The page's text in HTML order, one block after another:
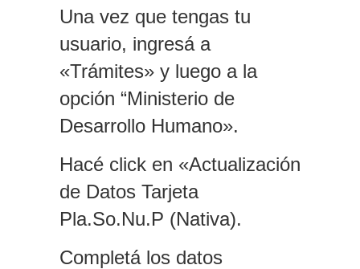
Una vez que tengas tu
usuario, ingresá a
«Trámites» y luego a la
opción “Ministerio de
Desarrollo Humano».
Hacé click en «Actualización
de Datos Tarjeta
Pla.So.Nu.P (Nativa).
Completá los datos